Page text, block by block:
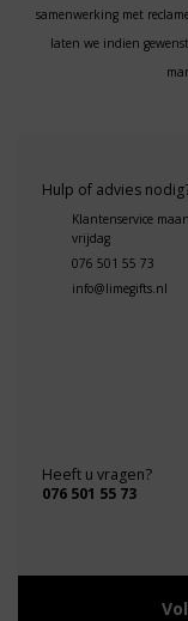
samenwerking met
laten we indien
Hulp of advies
Klantenservice
vrijdag
076 501 55 73
info@limegifts.nl
Heeft u vragen?
076 501 55 73